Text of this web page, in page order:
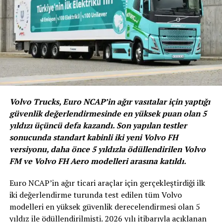
yapılıp yapılmadığını, araç donanımlarının, fren
sistemlerinin ve yürür aksamlarının faal durumda olup
olmadığını tespit etmek amacıyla yapılıyor.
Riskler Detaylı Şekilde Belirtiliyor
Yapılan kontrol sonucunda ilgili araca kasko poliçesi
yapıldığı taktirde aracın mevcut durumuyla hangi
riskleri barındırdığı bilgisi detaylı olarak ortaya konuyor.
Pert araç kontrolü içerisinde Diagnostik test cihazıyla
yapılan genel arıza sorgulaması, fren test cihazı
üzerinde ön, arka ve el fren testleri, lift üzerinde
Volvo Trucks, Euro NCAP’in ağır vasıtalar için yaptığı
güvenlik değerlendirmesinde en yüksek puan olan 5
yıldızı üçüncü defa kazandı. Son yapılan testler
sonucunda standart kabinli iki yeni Volvo FH
versiyonu, daha önce 5 yıldızla ödüllendirilen Volvo
FM ve Volvo FH Aero modelleri arasına katıldı.
Euro NCAP’in ağır ticari araçlar için gerçekleştirdiği ilk
iki değerlendirme turunda test edilen tüm Volvo
modelleri en yüksek güvenlik derecelendirmesi olan 5
yıldız ile ödüllendirilmişti. 2026 yılı itibarıyla açıklanan